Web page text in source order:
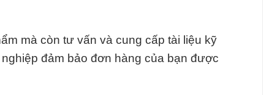
mà còn tư vấn và cung cấp tài liệu kỹ
đảm bảo đơn hàng của bạn được